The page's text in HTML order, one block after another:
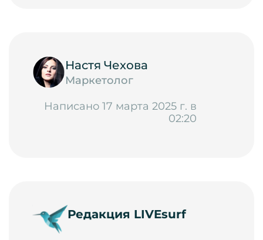
Настя Чехова
Маркетолог
Написано 17 марта 2025 г. в
02:20
Редакция LIVEsurf